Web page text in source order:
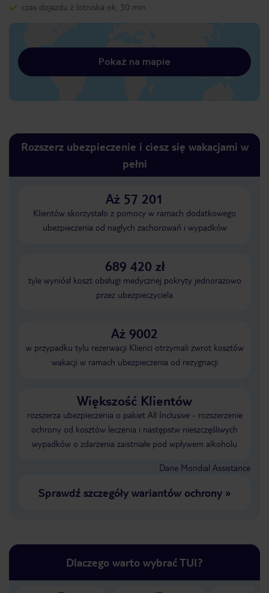
czas dojazdu z lotniska ok. 30 min
Pokaż na mapie
Rozszerz ubezpieczenie i ciesz się wakacjami w
pełni
Aż 57 201
Klientów skorzystało z pomocy w ramach dodatkowego
ubezpieczenia od nagłych zachorowań i wypadków
689 420 zł
tyle wyniósł koszt obsługi medycznej pokryty jednorazowo
przez ubezpieczyciela
Aż 9002
w przypadku tylu rezerwacji Klienci otrzymali zwrot kosztów
wakacji w ramach ubezpieczenia od rezygnacji
Większość Klientów
rozszerza ubezpieczenia o pakiet All Inclusive - rozszerzenie
ochrony od kosztów leczenia i następstw nieszczęśliwych
wypadków o zdarzenia zaistniałe pod wpływem alkoholu
Dane Mondial Assistance
Sprawdź szczegóły wariantów ochrony»
Dlaczego warto wybrać TUI?